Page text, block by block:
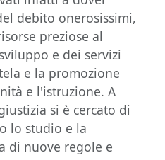
debito onerosissimi,
preziose al
e dei servizi
e la promozione
e l'istruzione. A
si è cercato di
lo studio e la
di nuove regole e